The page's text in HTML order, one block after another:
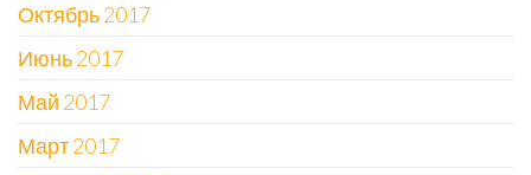
Октябрь 2017
Июнь 2017
Май 2017
Март 2017